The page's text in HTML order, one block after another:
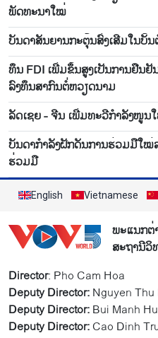
ພັດທະນາໃໝ່
ບັນ​ດາ​ສັນ​ຍານກະ​ຕຸ້ນ​ສົ່ງ​ເສີມ​ໃນ​ບັ້
ທຶນ FDI ເພີ່ມຂຶ້ນສູງເປັນການຢືນ
ລົງທຶນສາກົນຕໍ່ຫວຽດນາມ
ລັດເຊຍ - ຈີນ ເພີ່ມທະວີກຳລັງໜູ
ບັນ​ດາ​ກຳ​ລັງ​ຝັກ​ດັນ​ການ​ຮ່ວມ​ມື​ໃໝ່​
ຮ່ວມ​ມື
English Vietnamese
ພະແນກຕ່
ສະຖານີວິ
Director: Pho Cam Hoa
Deputy Director:Nguyen
Deputy Director:Bui Manh
Deputy Director:Cao Dinh